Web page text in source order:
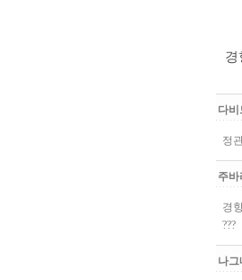
경
다비
정
주바
경
???
나그